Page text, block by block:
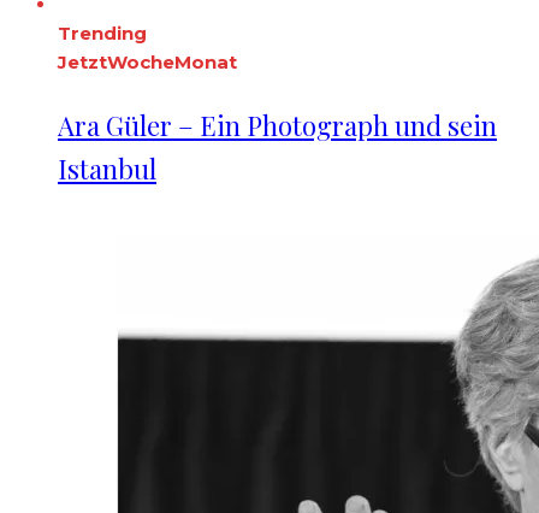
Trending
JetztWocheMonat
Ara Güler – Ein Photograph und sein
Istanbul